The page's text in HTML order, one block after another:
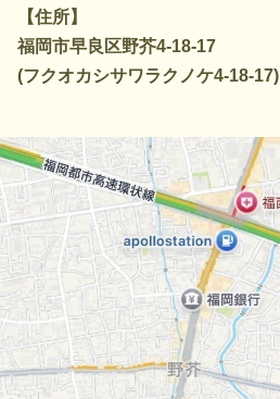
【住所】
福岡市早良区野芥4-18-17
(フクオカシサワラクノケ4-18-17)